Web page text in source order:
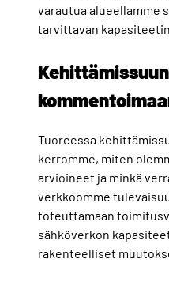
varautua alueellamme
tarvittavan kapasiteetin
Tuoreessa
kerromme, miten
arvioineet ja minkä
verkkoomme
toteuttamaan
sähköverkon
rakenteelliset